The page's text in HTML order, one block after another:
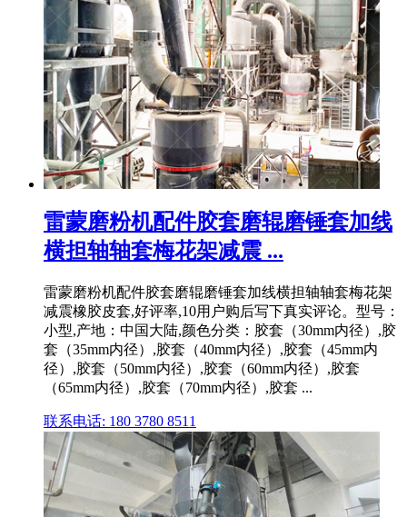
雷蒙磨粉机配件胶套磨辊磨锤套加线
横担轴轴套梅花架减震 ...
雷蒙磨粉机配件胶套磨辊磨锤套加线横担轴轴套梅花架
减震橡胶皮套,好评率,10用户购后写下真实评论。型号：
小型,产地：中国大陆,颜色分类：胶套（30mm内径）,胶
套（35mm内径）,胶套（40mm内径）,胶套（45mm内
径）,胶套（50mm内径）,胶套（60mm内径）,胶套
（65mm内径）,胶套（70mm内径）,胶套 ...
联系电话: 180 3780 8511